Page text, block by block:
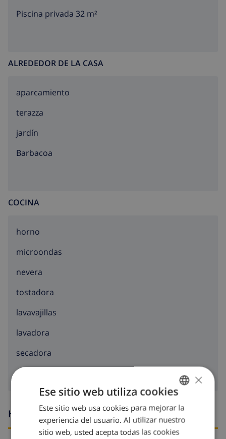
Piscina privada 32 m²
ALREDEDOR DE LA CASA
aparcamiento
terazza
jardín
barbacoa
COCINA
horno
microondas
nevera
tostadora
lavavajillas
lavadora
secadora
Horario de llegada y salida
SPANISH
DUTCH
×
Ese sitio web utiliza cookies
Este sitio web usa cookies para mejorar la
experiencia del usuario. Al utilizar nuestro
sitio web, usted acepta todas las cookies